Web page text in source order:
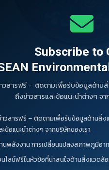
ผยแพร่ ร่าง ประกาศกรมส
อดภัย อาชีวอนามัย และสภ
ะสมกับสภาพปัจจุบัน
ฉบับที่ 155 (1981) เรื่อง
Subscribe to
วสารฟรี – ติดตามเพื่อรับข้อมูลด้าน
ถึงข่าวสารและข้อแนะนำต่างๆ จ
วสารฟรี – ติดตามเพื่อรับข้อมูลด้านสิ่ง
ะข้อแนะนำต่างๆ จากบริษัทของเรา
นพลังงาน การเปลี่ยนแปลงสภาพภูมิอา
ไลน์ฟรีในหัวข้อที่น่าสนใจด้านสิ่งแวดล้